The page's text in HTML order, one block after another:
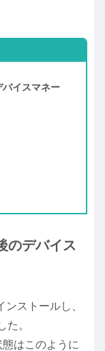
イスマネー
のデバイス
ストールし、
た。
はこのように